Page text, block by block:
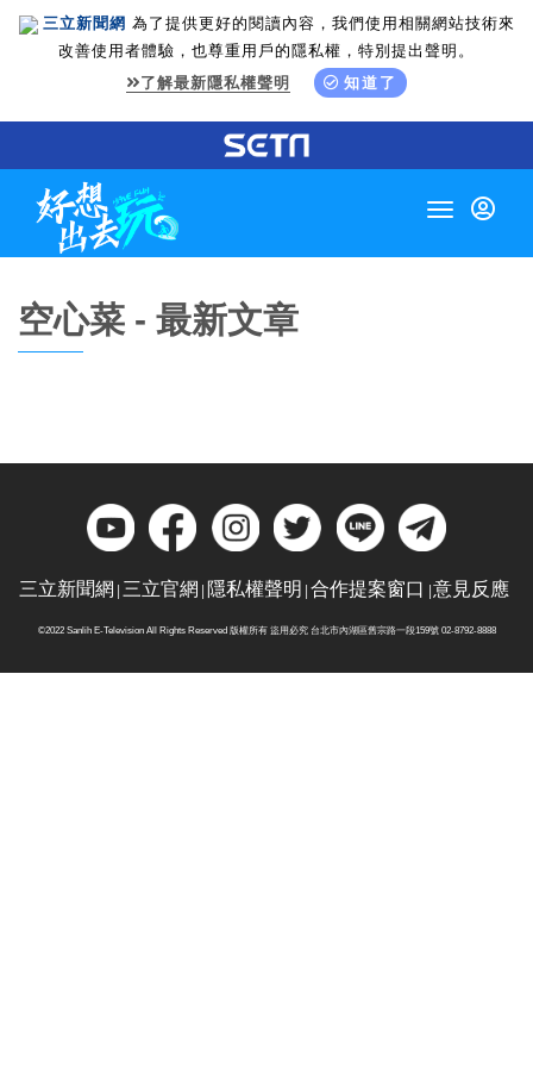
三立新聞網 為了提供更好的閱讀內容，我們使用相關網站技術來
改善使用者體驗，也尊重用戶的隱私權，特別提出聲明。
了解最新隱私權聲明
知道了
Toggle
空心菜 - 最新文章
三立新聞網 三立官網 隱私權聲明 合作提案窗口 意見反應
©2022 Sanlih E-Television All Rights Reserved 版權所有 盜用必究 台北市內湖區舊宗路一段159號 02-8792-8888